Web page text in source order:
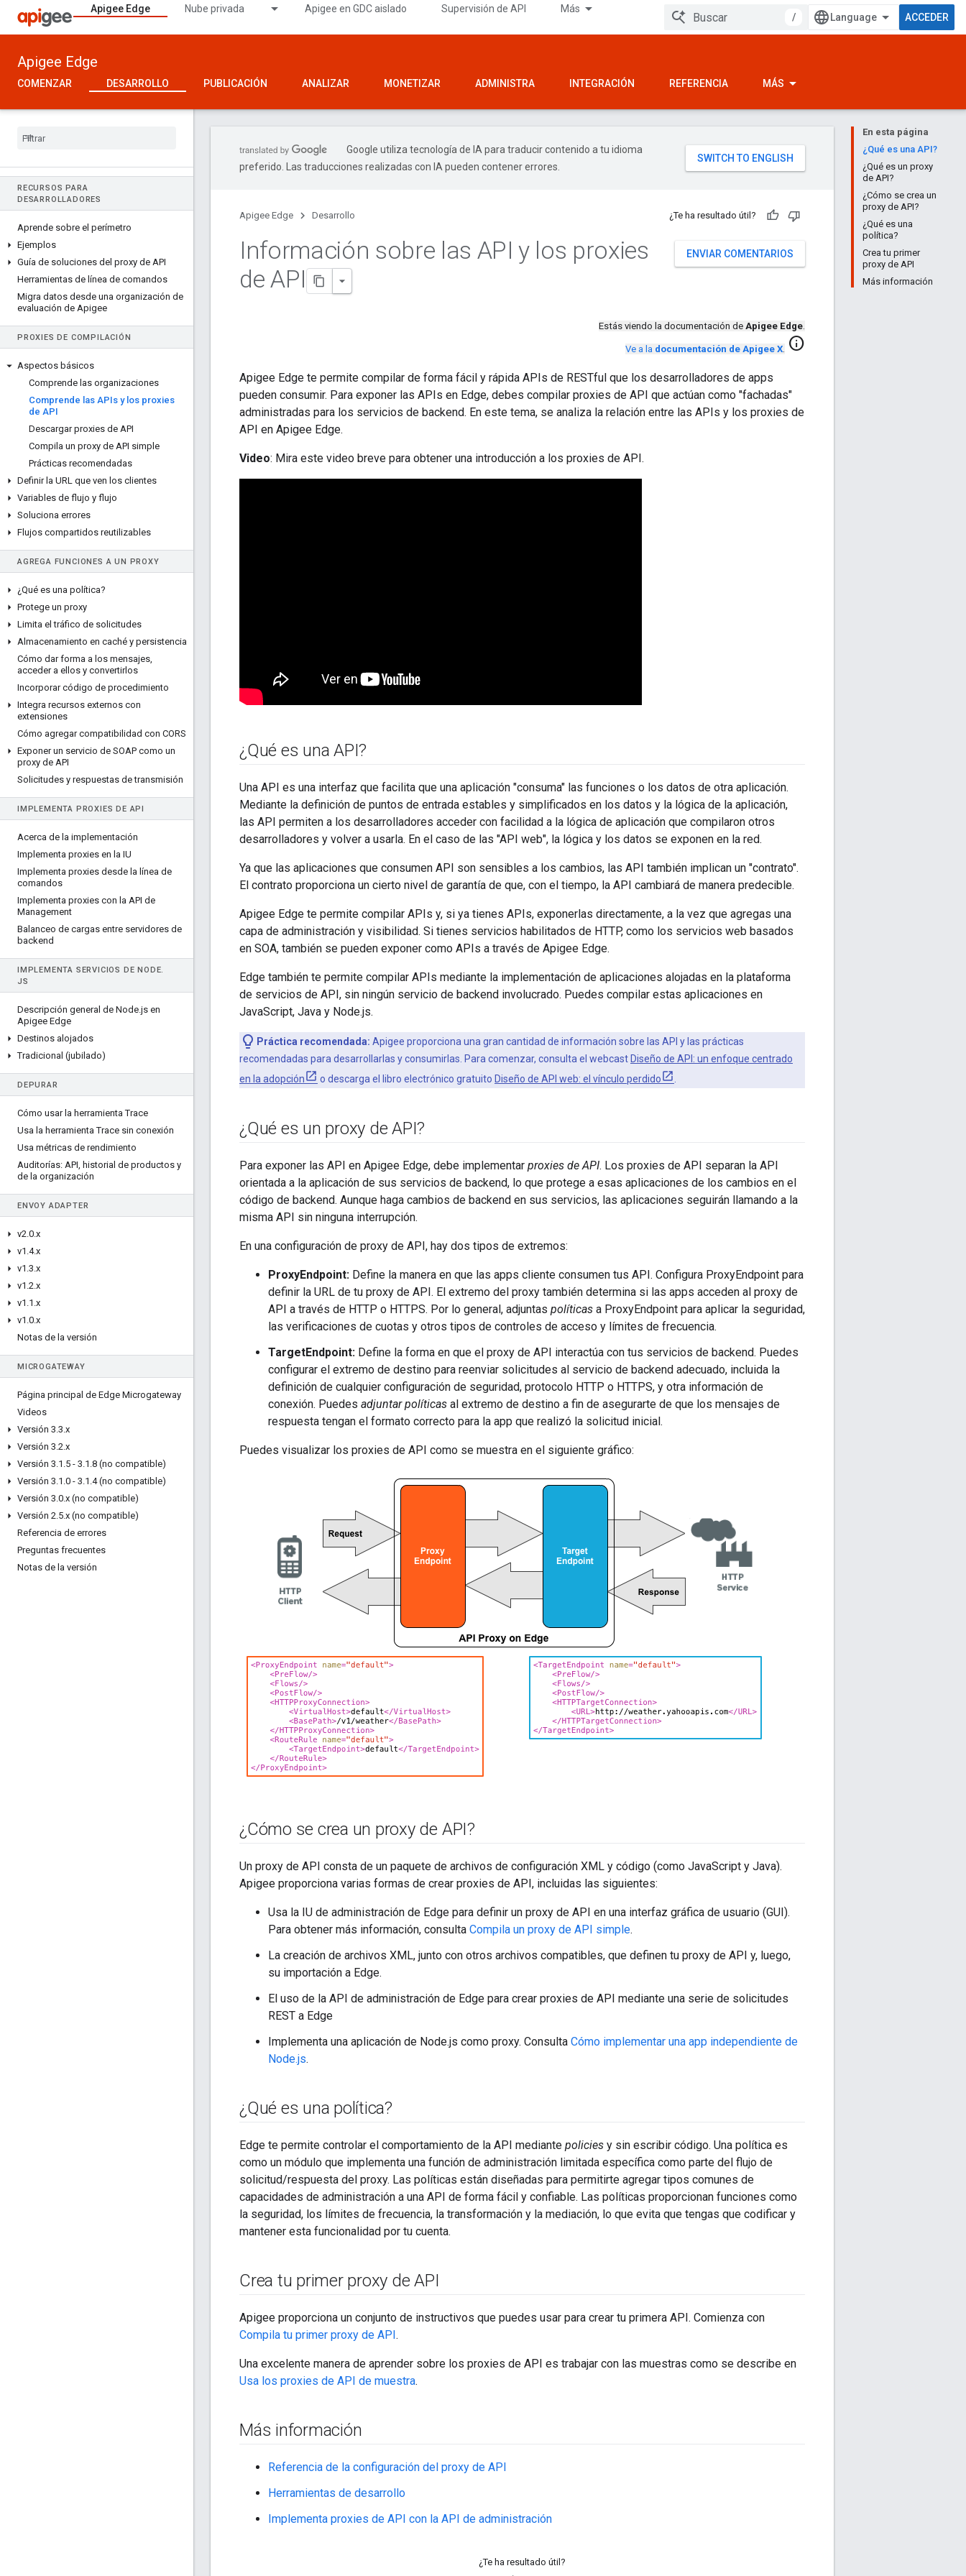
Apigee Edge Nube privada Apigee en GDC aislado Supervisión de API Más
/ ACCEDER
Apigee Edge
COMENZAR DESARROLLO PUBLICACIÓN ANALIZAR MONETIZAR ADMINISTRA INTEGRACIÓN REFERENCIA MÁS
RECURSOS PARA
DESARROLLADORES
Aprende sobre el perímetro
Ejemplos
Guía de soluciones del proxy de API
Herramientas de línea de comandos
Migra datos desde una organización de
evaluación de Apigee
PROXIES DE COMPILACIÓN
Aspectos básicos
Comprende las organizaciones
Comprende las APIs y los proxies
de API
Descargar proxies de API
Compila un proxy de API simple
Prácticas recomendadas
Definir la URL que ven los clientes
Variables de flujo y flujo
Soluciona errores
Flujos compartidos reutilizables
AGREGA FUNCIONES A UN PROXY
¿Qué es una política?
Protege un proxy
Limita el tráfico de solicitudes
Almacenamiento en caché y persistencia
Cómo dar forma a los mensajes,
acceder a ellos y convertirlos
Incorporar código de procedimiento
Integra recursos externos con
extensiones
Cómo agregar compatibilidad con CORS
Exponer un servicio de SOAP como un
proxy de API
Solicitudes y respuestas de transmisión
IMPLEMENTA PROXIES DE API
Acerca de la implementación
Implementa proxies en la IU
Implementa proxies desde la línea de
comandos
Implementa proxies con la API de
Management
Balanceo de cargas entre servidores de
backend
IMPLEMENTA SERVICIOS DE NODE.
JS
Descripción general de Node.js en
Apigee Edge
Destinos alojados
Tradicional (jubilado)
DEPURAR
Cómo usar la herramienta Trace
Usa la herramienta Trace sin conexión
Usa métricas de rendimiento
Auditorías: API, historial de productos y
de la organización
ENVOY ADAPTER
v2.0.x
v1 .4.x
v1 .3.x
v1 .2.x
v1 .1 .x
v1 .0.x
Notas de la versión
MICROGATEWAY
Página principal de Edge Microgateway
Videos
Versión 3.3.x
Versión 3.2.x
Versión 3.1 .5 - 3.1 .8 (no compatible)
Versión 3.1 .0 - 3.1 .4 (no compatible)
Versión 3.0.x (no compatible)
Versión 2.5.x (no compatible)
Referencia de errores
Preguntas frecuentes
Notas de la versión
En esta página
¿Qué es una API?
¿Qué es un proxy
de API?
¿Cómo se crea un
proxy de API?
¿Qué es una
política?
Crea tu primer
proxy de API
Más información
Google utiliza tecnología de IA para traducir contenido a tu idioma
preferido. Las traducciones realizadas con IA pueden contener errores.
Apigee Edge Desarrollo ¿Te ha resultado útil?
ENVIAR COMENTARIOS
Información sobre las API y los proxies
de API
Estás viendo la documentación de Apigee Edge.
Ve a la documentación de Apigee X. info
Apigee Edge te permite compilar de forma fácil y rápida APIs de RESTful que los desarrolladores de apps
pueden consumir. Para exponer las APIs en Edge, debes compilar proxies de API que actúan como "fachadas"
administradas para los servicios de backend. En este tema, se analiza la relación entre las APIs y los proxies de
API en Apigee Edge.
Video: Mira este video breve para obtener una introducción a los proxies de API.
¿Qué es una API?
Una API es una interfaz que facilita que una aplicación "consuma" las funciones o los datos de otra aplicación.
Mediante la definición de puntos de entrada estables y simplificados en los datos y la lógica de la aplicación,
las API permiten a los desarrolladores acceder con facilidad a la lógica de aplicación que compilaron otros
desarrolladores y volver a usarla. En el caso de las "API web", la lógica y los datos se exponen en la red.
Ya que las aplicaciones que consumen API son sensibles a los cambios, las API también implican un "contrato".
El contrato proporciona un cierto nivel de garantía de que, con el tiempo, la API cambiará de manera predecible.
Apigee Edge te permite compilar APIs y, si ya tienes APIs, exponerlas directamente, a la vez que agregas una
capa de administración y visibilidad. Si tienes servicios habilitados de HTTP, como los servicios web basados
en SOA, también se pueden exponer como APIs a través de Apigee Edge.
Edge también te permite compilar APIs mediante la implementación de aplicaciones alojadas en la plataforma
de servicios de API, sin ningún servicio de backend involucrado. Puedes compilar estas aplicaciones en
JavaScript, Java y Node.js.
Práctica recomendada: Apigee proporciona una gran cantidad de información sobre las API y las prácticas
recomendadas para desarrollarlas y consumirlas. Para comenzar, consulta el webcast Diseño de API: un enfoque centrado
en la adopción
o descarga el libro electrónico gratuito Diseño de API web: el vínculo perdido
¿Qué es un proxy de API?
Para exponer las API en Apigee Edge, debe implementar proxies de API. Los proxies de API separan la API
orientada a la aplicación de sus servicios de backend, lo que protege a esas aplicaciones de los cambios en el
código de backend. Aunque haga cambios de backend en sus servicios, las aplicaciones seguirán llamando a la
misma API sin ninguna interrupción.
En una configuración de proxy de API, hay dos tipos de extremos:
ProxyEndpoint: Define la manera en que las apps cliente consumen tus API. Configura ProxyEndpoint para
definir la URL de tu proxy de API. El extremo del proxy también determina si las apps acceden al proxy de
API a través de HTTP o HTTPS. Por lo general, adjuntas políticas a ProxyEndpoint para aplicar la seguridad,
las verificaciones de cuotas y otros tipos de controles de acceso y límites de frecuencia.
TargetEndpoint: Define la forma en que el proxy de API interactúa con tus servicios de backend. Puedes
configurar el extremo de destino para reenviar solicitudes al servicio de backend adecuado, incluida la
definición de cualquier configuración de seguridad, protocolo HTTP o HTTPS, y otra información de
conexión. Puedes adjuntar políticas al extremo de destino a fin de asegurarte de que los mensajes de
respuesta tengan el formato correcto para la app que realizó la solicitud inicial.
Puedes visualizar los proxies de API como se muestra en el siguiente gráfico:
¿Cómo se crea un proxy de API?
Un proxy de API consta de un paquete de archivos de configuración XML y código (como JavaScript y Java).
Apigee proporciona varias formas de crear proxies de API, incluidas las siguientes:
Usa la IU de administración de Edge para definir un proxy de API en una interfaz gráfica de usuario (GUI).
Para obtener más información, consulta Compila un proxy de API simple.
La creación de archivos XML, junto con otros archivos compatibles, que definen tu proxy de API y, luego,
su importación a Edge.
El uso de la API de administración de Edge para crear proxies de API mediante una serie de solicitudes
REST a Edge
Implementa una aplicación de Node.js como proxy. Consulta Cómo implementar una app independiente de
Node.js.
¿Qué es una política?
Edge te permite controlar el comportamiento de la API mediante policies y sin escribir código. Una política es
como un módulo que implementa una función de administración limitada específica como parte del flujo de
solicitud/respuesta del proxy. Las políticas están diseñadas para permitirte agregar tipos comunes de
capacidades de administración a una API de forma fácil y confiable. Las políticas proporcionan funciones como
la seguridad, los límites de frecuencia, la transformación y la mediación, lo que evita que tengas que codificar y
mantener esta funcionalidad por tu cuenta.
Crea tu primer proxy de API
Apigee proporciona un conjunto de instructivos que puedes usar para crear tu primera API. Comienza con
Compila tu primer proxy de API.
Una excelente manera de aprender sobre los proxies de API es trabajar con las muestras como se describe en
Usa los proxies de API de muestra.
Más información
Referencia de la configuración del proxy de API
Herramientas de desarrollo
Implementa proxies de API con la API de administración
¿Te ha resultado útil?